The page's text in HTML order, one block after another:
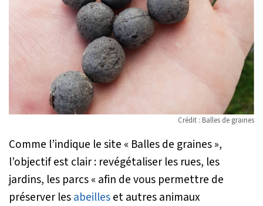
Crédit : Balles de graines
Comme l’indique le site « Balles de graines »,
l’objectif est clair : revégétaliser les rues, les
jardins, les parcs« afin de vous permettre de
préserver lesabeilleset autres animaux